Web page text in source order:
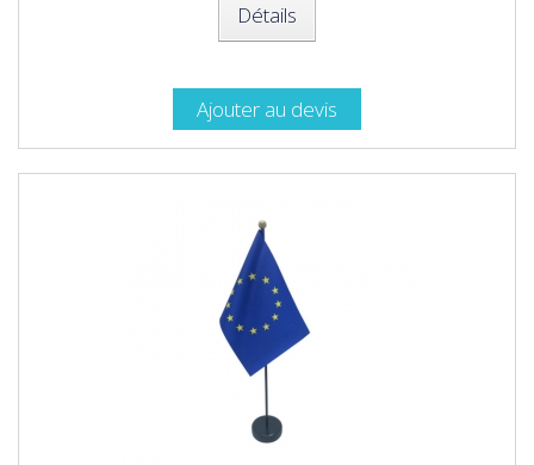
Détails
Ajouter au devis